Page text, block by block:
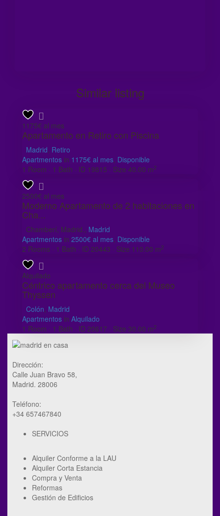
Similar listing
1175€ al mes
Apartamento en Retiro con Piscina
Madrid, Retiro
Apartmentos in 1175€ al mes, Disponible
1 Room · 1 Bath · ID 19815 · Size 40.00 m2
2500€ al mes
Moderno Apartamento de 2 habitaciones en
Cha...
Chamberí, Madrid., Madrid
Apartmentos in 2500€ al mes, Disponible
2 Rooms · 1 Bath · ID 20443 · Size 110.00 m2
Alquilado
Céntrico apartamento cerca del Museo
Thyssen
Colón, Madrid
Apartmentos in Alquilado
1 Room · 1 Bath · ID 20617 · Size 30.00 m2
Dirección:
Calle Juan Bravo 58,
Madrid. 28006
Teléfono:
+34 657467840
SERVICIOS
Alquiler Conforme a la LAU
Alquiler Corta Estancia
Compra y Venta
Reformas
Gestión de Edificios